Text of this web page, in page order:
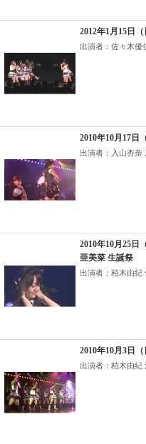
2012年1月15日
出演者：佐々木優
2010年10月17日
出演者：入山杏奈
2010年10月25日
亜美菜 生誕祭
出演者：柏木由紀
2010年10月3日
出演者：柏木由紀